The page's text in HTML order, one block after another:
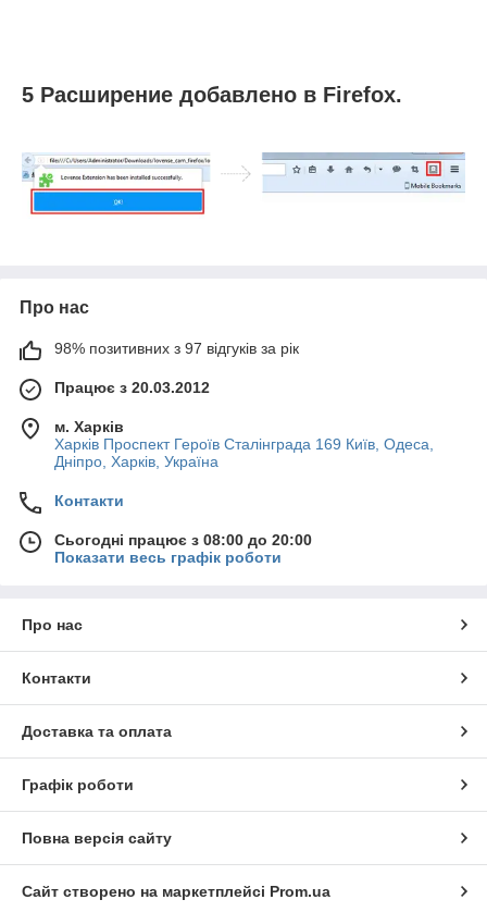
5 Расширение добавлено в Firefox.
Про нас
98% позитивних з 97 відгуків за рік
Працює з 20.03.2012
м. Харків
Харків Проспект Героїв Сталінграда 169 Київ, Одеса,
Дніпро, Харків, Україна
Контакти
Сьогодні працює з 08:00 до 20:00
Показати весь графік роботи
Про нас
Контакти
Доставка та оплата
Графік роботи
Повна версія сайту
Сайт створено на маркетплейсі Prom.ua